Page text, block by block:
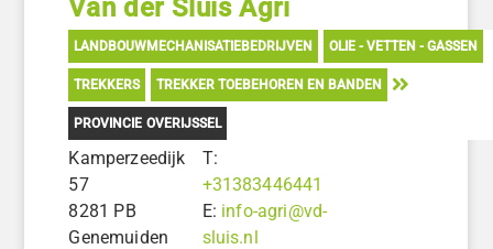
Van der Sluis Agri
LANDBOUWMECHANISATIEBEDRIJVEN OLIE - VETTEN - GASSEN
TREKKERS TREKKER TOEBEHOREN EN BANDEN
PROVINCIE OVERIJSSEL
Kamperzeedijk
57
8281 PB
Genemuiden
T:
+31383446441
E: info-agri@vd-
sluis.nl